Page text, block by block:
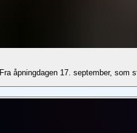
Fra åpningdagen 17. september, som